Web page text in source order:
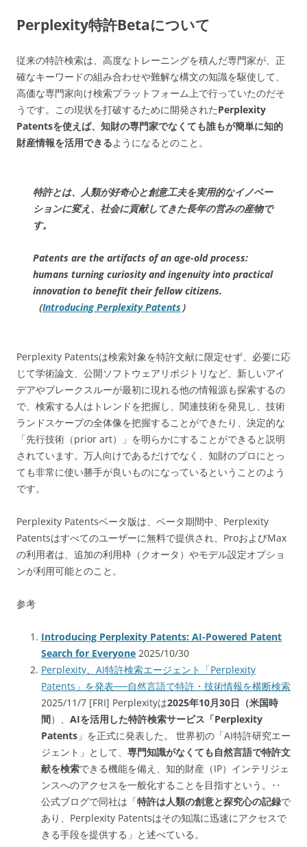
Perplexity特許Betaについて
従来の特許検索は、高度なトレーニングを積んだ専門家が、正
確なキーワードの組み合わせや難解な構文の知識を駆使して、
高価な専門家向け検索プラットフォーム上で行っていたのだそ
うです。この現状を打破するために開発されたPerplexity
Patentsを使えば、知財の専門家でなくても誰もが簡単に知的
財産情報を活用できるようになるとのこと。
特許とは、人類が好奇心と創意工夫を実用的なイノベー
ションに変え、社会に貢献してきた長年の営みの産物で
す。
Patents are the artifacts of an age-old process:
humans turning curiosity and ingenuity into practical
innovation to benefit their fellow citizens.
（Introducing Perplexity Patents）
Perplexity Patentsは検索対象を特許文献に限定せず、必要に応
じて学術論文、公開ソフトウェアリポジトリなど、新しいアイ
デアやブレークスルーが最初に現れる他の情報源も探索するの
で、検索する人はトレンドを把握し、関連技術を発見し、技術
ランドスケープの全体像を把握することができたり、決定的な
「先行技術（prior art）」を明らかにすることができると説明
されています。万人向けであるだけでなく、知財のプロにとっ
ても非常に使い勝手が良いものになっているということのよう
です。
Perplexity Patentsベータ版は、ベータ期間中、Perplexity
Patentsはすべてのユーザーに無料で提供され、ProおよびMax
の利用者は、追加の利用枠（クオータ）やモデル設定オプショ
ンが利用可能とのこと。
参考
Introducing Perplexity Patents: AI-Powered Patent
Search for Everyone 2025/10/30
Perplexity、AI特許検索エージェント「Perplexity
Patents」を発表──自然言語で特許・技術情報を横断検索
2025/11/7 [FRI] Perplexityは2025年10月30日（米国時
間）、 AIを活用した特許検索サービス「Perplexity
Patents 」を正式に発表した。 世界初の「AI特許研究エー
ジェント」として、 専門知識がなくても自然言語で特許文
献を検索できる機能を備え、知的財産（IP）インテリジェ
ンスへのアクセスを一般化することを目指すという。‥
公式ブログで同社は「特許は人類の創意と探究心の記録で
あり、Perplexity Patentsはその知識に迅速にアクセスで
きる手段を提供する」と述べている。